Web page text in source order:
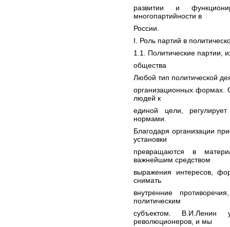
развитии и
многопартийности в
России.
I. Роль партий в
1.1. Политические партии,
общества
Любой тип политической
организационных формах.
людей к
единой цели,
нормами.
Благодаря организации
установки
превращаются в
важнейшим средством
выражения интересов,
снимать
внутренние
политическим
субъектом. В.И.Ленин
революционеров, и мы